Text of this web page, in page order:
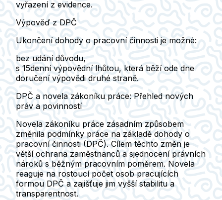
vyřazení z evidence.
Výpověď z DPČ
Ukončení dohody o pracovní činnosti je možné:
bez udání důvodu,
s 15denní výpovědní lhůtou, která běží ode dne
doručení výpovědi druhé straně.
DPČ a novela zákoníku práce: Přehled nových
práv a povinností
Novela zákoníku práce zásadním způsobem
změnila podmínky práce na základě dohody o
pracovní činnosti (DPČ). Cílem těchto změn je
větší ochrana zaměstnanců a sjednocení právních
nároků s běžným pracovním poměrem. Novela
reaguje na rostoucí počet osob pracujících
formou DPČ a zajišťuje jim vyšší stabilitu a
transparentnost.